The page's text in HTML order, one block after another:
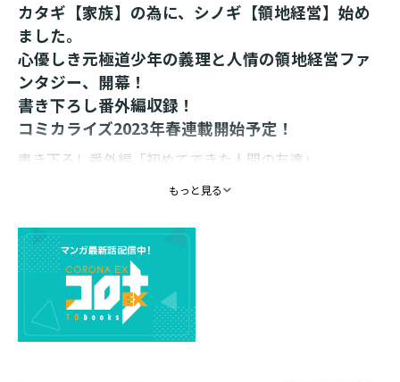
カタギ【家族】の為に、シノギ【領地経営】始め
ました。
心優しき元極道少年の義理と人情の領地経営ファ
ンタジー、開幕！
書き下ろし番外編収録！
コミカライズ2023年春連載開始予定！
書き下ろし番外編「初めてできた人間の友達」
【あらすじ】
天涯孤独で生きてきた極道の男は、騎士爵家の三男・リ
ューとして異世界へ転生。今まで縁がなかった家族の愛
を一身に受けてスクスクと成長し、やがて気づいた。優
しすぎる彼らは先祖代々、ケンカは強いが稼業は弱い超
もっと見る